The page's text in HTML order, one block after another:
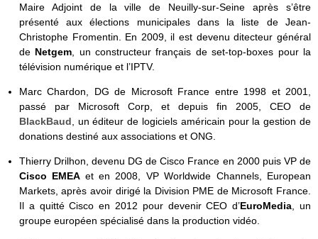
Maire Adjoint de la ville de Neuilly-sur-Seine après s’être
présenté aux élections municipales dans la liste de Jean-
Christophe Fromentin. En 2009, il est devenu ditecteur général
de Netgem , un constructeur français de set-top-boxes pour la
télévision numérique et l’IPTV.
Marc Chardon, DG de Microsoft France entre 1998 et 2001,
passé par Microsoft Corp, et depuis fin 2005, CEO de
BlackBaud , un éditeur de logiciels américain pour la gestion de
donations destiné aux associations et ONG.
Thierry Drilhon, devenu DG de Cisco France en 2000 puis VP de
Cisco EMEA et en 2008, VP Worldwide Channels, European
Markets, après avoir dirigé la Division PME de Microsoft France.
Il a quitté Cisco en 2012 pour devenir CEO d’EuroMedia , un
groupe européen spécialisé dans la production vidéo.